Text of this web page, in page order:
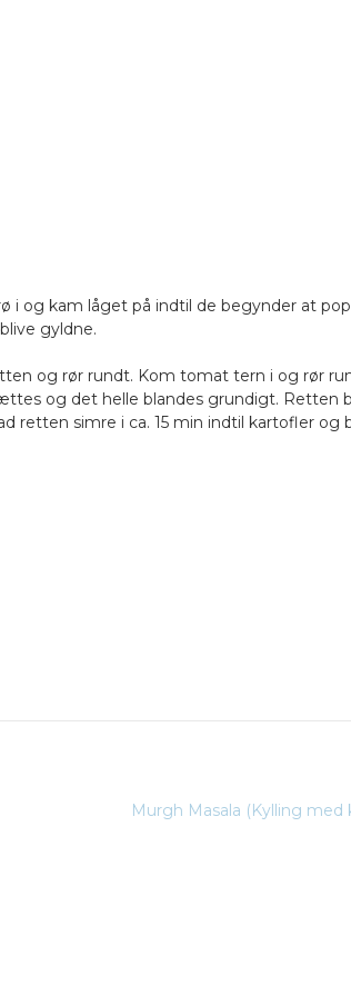
i og kam låget på indtil de begynder at
gyldne.
og rør rundt. Kom tomat tern i og rør
og det helle blandes grundigt. Retten
retten simre i ca. 15 min indtil kartofler og
Murgh Masala (Kylling med